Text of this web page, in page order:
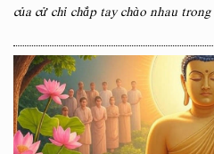
của cử chỉ chắp tay chào nhau trong